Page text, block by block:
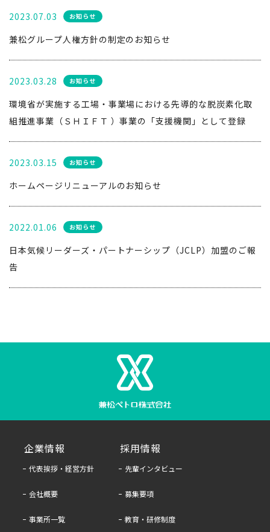
2023.07.03 お知らせ
兼松グループ人権方針の制定のお知らせ
2023.03.28 お知らせ
環境省が実施する工場・事業場における先導的な脱炭素化取
組推進事業（ＳＨＩＦＴ ）事業の「支援機関」として登録
2023.03.15 お知らせ
ホームページリニューアルのお知らせ
2022.01.06 お知らせ
日本気候リーダーズ・パートナーシップ（JCLP）加盟のご報
告
企業情報
代表挨拶・経営方針
会社概要
事業所一覧
採用情報
先輩インタビュー
募集要項
教育・研修制度